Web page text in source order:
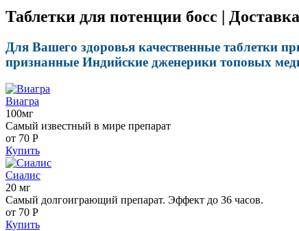
Таблетки для потенции босс |
Для Вашего здоровья качественные таблетки
признанные Индийские дженерики топовых
Виагра
100мг
Самый известный в мире препарат
от 70 Р
Купить
Сиалис
20 мг
Самый долгоиграющий препарат. Эффект до 36 часов.
от 70 Р
Купить